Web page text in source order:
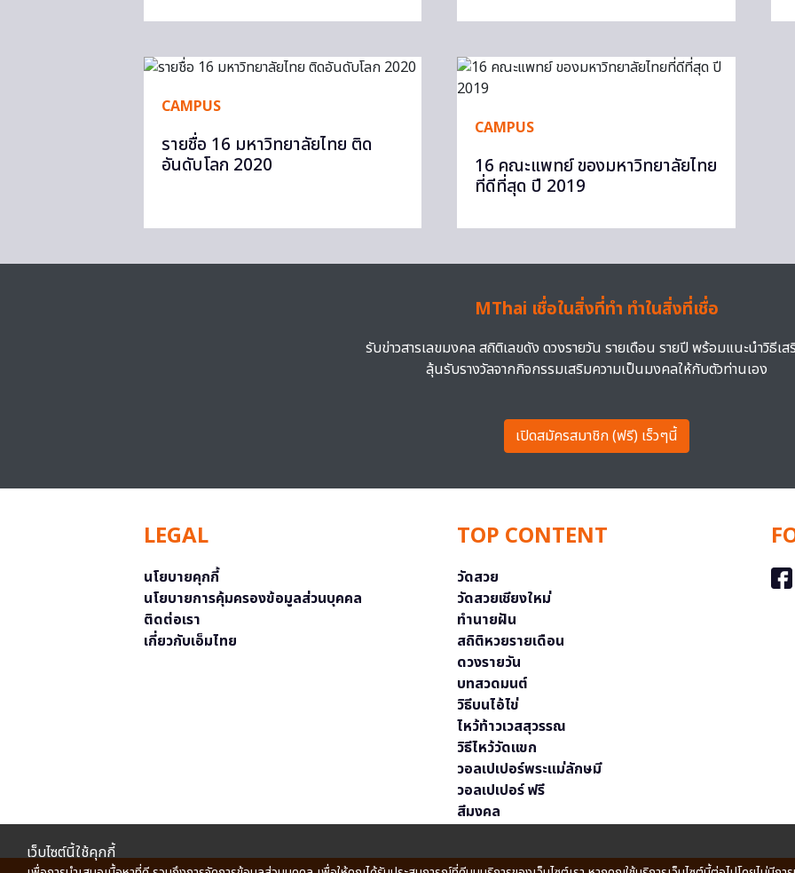
CAMPUS
รายชื่อ 16 มหาวิทยาลัยไทย ติด
อันดับโลก 2020
CAMPUS
16 คณะแพทย์ ของมหาวิทยาลัยไทย
ที่ดีที่สุด ปี 2019
MThai เชื่อในสิ่งที่ทำ ทำในสิ่งที่เชื่อ
รับข่าวสารเลขมงคล สถิติเลขดัง ดวงรายวัน รายเดือน รายปี พร้อมแนะนำวิธีเส
ลุ้นรับรางวัลจากกิจกรรมเสริมความเป็นมงคลให้กับตัวท่านเอง
เปิดสมัครสมาชิก (ฟรี) เร็วๆนี้
LEGAL
นโยบายคุกกี้
นโยบายการคุ้มครองข้อมูลส่วนบุคคล
ติดต่อเรา
เกี่ยวกับเอ็มไทย
TOP CONTENT
วัดสวย
วัดสวยเชียงใหม่
ทำนายฝัน
สถิติหวยรายเดือน
ดวงรายวัน
บทสวดมนต์
วิธีบนไอ้ไข่
ไหว้ท้าวเวสสุวรรณ
วิธีไหว้วัดแขก
วอลเปเปอร์พระแม่ลักษมี
วอลเปเปอร์ ฟรี
สีมงคล
เว็บไซต์นี้ใช้คุกกี้